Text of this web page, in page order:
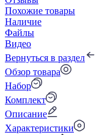
Похожие товары
Наличие
Файлы
Видео
Вернуться в раздел
Обзор товара
Набор
Комплект
Описание
Характеристики